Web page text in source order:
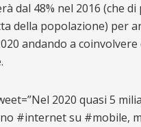
dal 48% nel 2016 (che di
della popolazione) per
andando a coinvolvere
2020 quasi 5
#internet su #mobile,